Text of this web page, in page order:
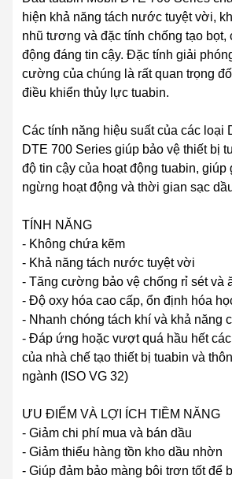
hiện khả năng tách nước tuyệt vời,
nhũ tương và đặc tính chống tạo bọt,
động đáng tin cậy. Đặc tính giải
cường của chúng là rất quan trọng
điều khiển thủy lực tuabin.
Các tính năng hiệu suất của các loại
DTE 700 Series giúp bảo vệ thiết bị
độ tin cậy của hoạt động tuabin, giúp
ngừng hoạt động và thời gian sạc
TÍNH NĂNG
- Không chứa kẽm
- Khả năng tách nước tuyệt vời
- Tăng cường bảo vệ chống rỉ sét và
- Độ oxy hóa cao cấp, ổn định hóa
- Nhanh chóng tách khí và khả năng
- Đáp ứng hoặc vượt quá hầu hết
của nhà chế tạo thiết bị tuabin và
ngành (ISO VG 32)
ƯU ĐIỂM VÀ LỢI ÍCH TIỀM NĂNG
- Giảm chi phí mua và bán dầu
- Giảm thiểu hàng tồn kho dầu nhờn
- Giúp đảm bảo màng bôi trơn tốt để